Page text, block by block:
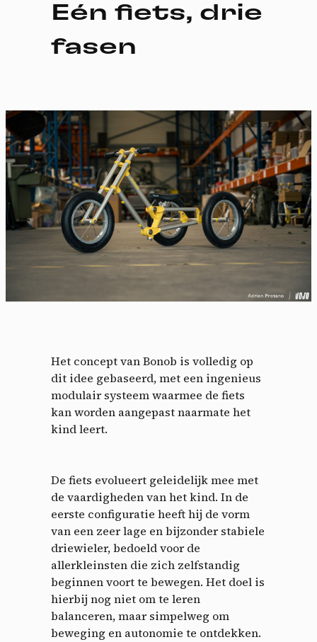
Eén fiets, drie
fasen
Het concept van Bonob is volledig op
dit idee gebaseerd, met een ingenieus
modulair systeem waarmee de fiets
kan worden aangepast naarmate het
kind leert.
De fiets evolueert geleidelijk mee met
de vaardigheden van het kind. In de
eerste configuratie heeft hij de vorm
van een zeer lage en bijzonder stabiele
driewieler, bedoeld voor de
allerkleinsten die zich zelfstandig
beginnen voort te bewegen. Het doel is
hierbij nog niet om te leren
balanceren, maar simpelweg om
beweging en autonomie te ontdekken.